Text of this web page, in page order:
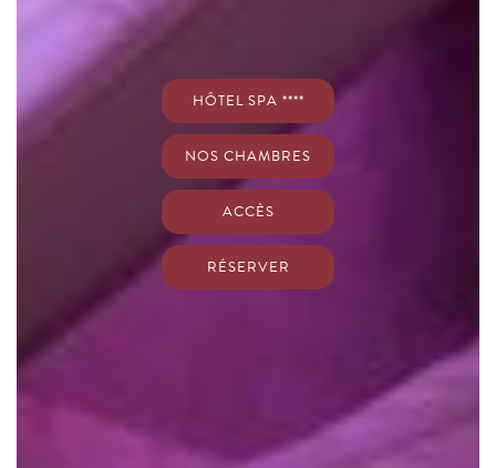
HÔTEL SPA ****
NOS CHAMBRES
ACCÈS
RÉSERVER